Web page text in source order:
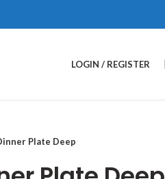
LOGIN / REGISTER
Plate Deep